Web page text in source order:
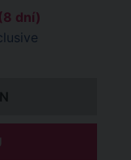
dní)